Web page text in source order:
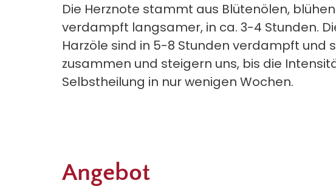
Die Herznote stammt aus Blütenölen,
verdampft langsamer, in ca. 3-4 Stunden.
Harzöle sind in 5-8 Stunden verdampft und
zusammen und steigern uns, bis die
Selbstheilung in nur wenigen Wochen.
Angebot